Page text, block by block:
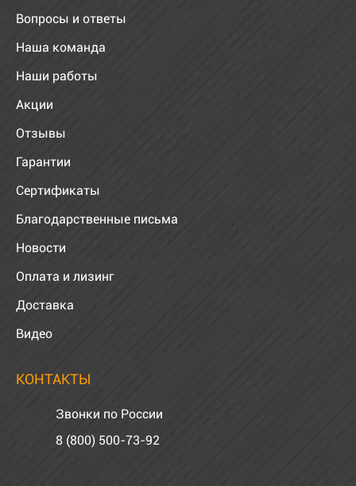
Вопросы и ответы
Наша команда
Наши работы
Акции
Отзывы
Гарантии
Сертификаты
Благодарственные письма
Новости
Оплата и лизинг
Доставка
Видео
КОНТАКТЫ
Звонки по России
8 (800) 500-73-92